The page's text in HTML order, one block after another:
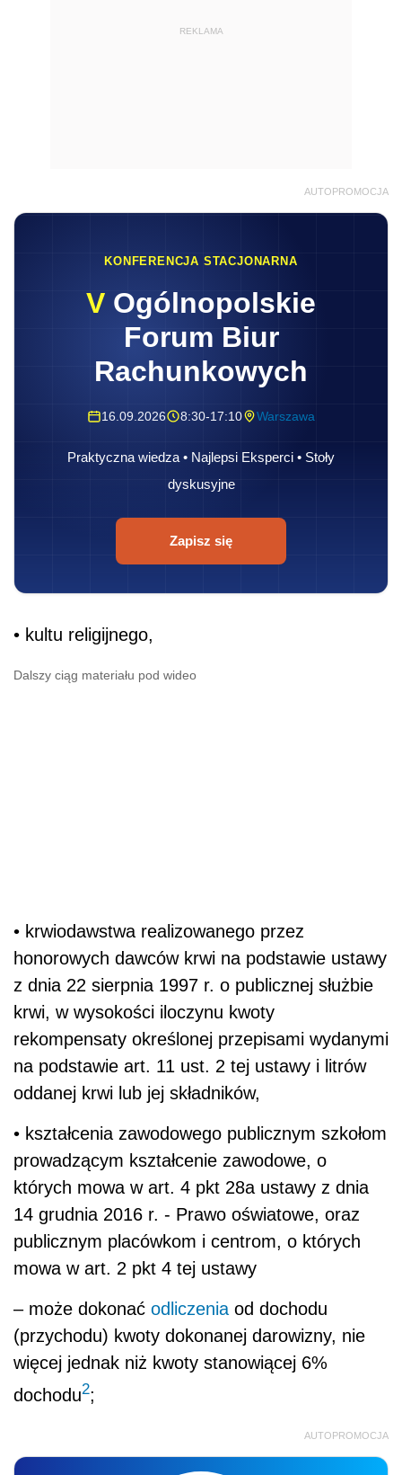
REKLAMA
AUTOPROMOCJA
KONFERENCJA STACJONARNA
V Ogólnopolskie
Forum Biur
Rachunkowych
16.09.2026 8:30-17:10 Warszawa
Praktyczna wiedza • Najlepsi Eksperci • Stoły
dyskusyjne
Zapisz się
• kultu religijnego,
Dalszy ciąg materiału pod wideo
• krwiodawstwa realizowanego przez
honorowych dawców krwi na podstawie ustawy
z dnia 22 sierpnia 1997 r. o publicznej służbie
krwi, w wysokości iloczynu kwoty
rekompensaty określonej przepisami wydanymi
na podstawie art. 11 ust. 2 tej ustawy i litrów
oddanej krwi lub jej składników,
• kształcenia zawodowego publicznym szkołom
prowadzącym kształcenie zawodowe, o
których mowa w art. 4 pkt 28a ustawy z dnia
14 grudnia 2016 r. - Prawo oświatowe, oraz
publicznym placówkom i centrom, o których
mowa w art. 2 pkt 4 tej ustawy
– może dokonać odliczenia od dochodu
(przychodu) kwoty dokonanej darowizny, nie
więcej jednak niż kwoty stanowiącej 6%
dochodu2;
AUTOPROMOCJA